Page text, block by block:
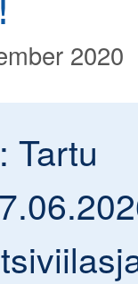
2020
Tartu